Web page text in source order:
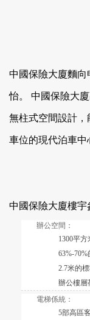
中國保險大廈麵向
怡。 中國保險大
無柱式空間設計
車位的現代泊車中心
中國保險大廈樓宇參數
辦公空間：
1300平方
63%-
2.7米的
辦公樓層
電梯係統：
5部高區客